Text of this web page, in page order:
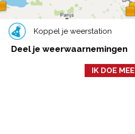
Koppel je weerstation
Deel je weerwaarnemingen
IK DOE MEE